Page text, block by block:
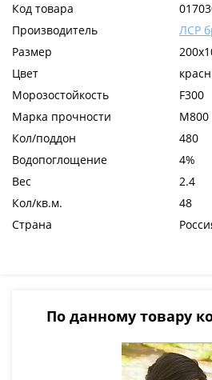
Код товара
Производитель
ЛСР
Размер
Цвет
Морозостойкость
F300
Марка прочности
М800
Кол/поддон
480
Водопоглощение
4%
Вес
2.4
Кол/кв.м.
48
Страна
По данному товару